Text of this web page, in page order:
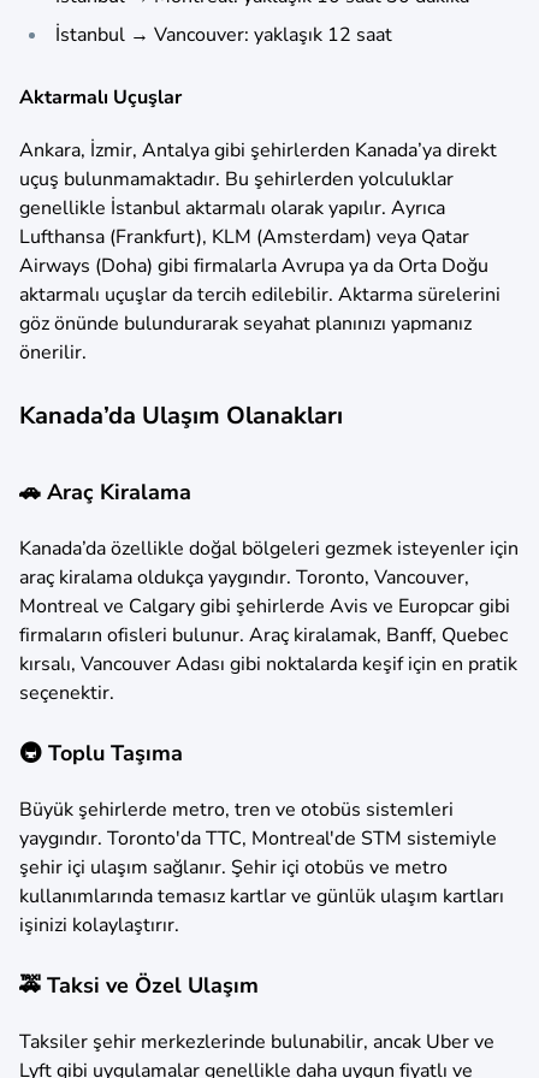
İstanbul → Vancouver: yaklaşık 12 saat
Aktarmalı Uçuşlar
Ankara, İzmir, Antalya gibi şehirlerden Kanada’ya direkt
uçuş bulunmamaktadır. Bu şehirlerden yolculuklar
genellikle İstanbul aktarmalı olarak yapılır. Ayrıca
Lufthansa (Frankfurt), KLM (Amsterdam) veya Qatar
Airways (Doha) gibi firmalarla Avrupa ya da Orta Doğu
aktarmalı uçuşlar da tercih edilebilir. Aktarma sürelerini
göz önünde bulundurarak seyahat planınızı yapmanız
önerilir.
Kanada’da Ulaşım Olanakları
🚗 Araç Kiralama
Kanada’da özellikle doğal bölgeleri gezmek isteyenler için
araç kiralama oldukça yaygındır. Toronto, Vancouver,
Montreal ve Calgary gibi şehirlerde Avis ve Europcar gibi
firmaların ofisleri bulunur. Araç kiralamak, Banff, Quebec
kırsalı, Vancouver Adası gibi noktalarda keşif için en pratik
seçenektir.
🚇 Toplu Taşıma
Büyük şehirlerde metro, tren ve otobüs sistemleri
yaygındır. Toronto'da TTC, Montreal'de STM sistemiyle
şehir içi ulaşım sağlanır. Şehir içi otobüs ve metro
kullanımlarında temasız kartlar ve günlük ulaşım kartları
işinizi kolaylaştırır.
🚕 Taksi ve Özel Ulaşım
Taksiler şehir merkezlerinde bulunabilir, ancak Uber ve
Lyft gibi uygulamalar genellikle daha uygun fiyatlı ve